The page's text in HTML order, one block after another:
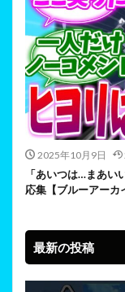
2025年10月9日
「あいつは…まあい
応集【ブルーアーカ
最新の投稿